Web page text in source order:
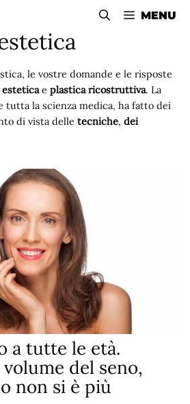
MENU
le vostre domande e le risposte
esteticae plastica ricostruttiva. La
tutta la scienza medica, ha fatto dei
di vista delle tecniche, dei
a tutte le età.
del seno,
non si è più